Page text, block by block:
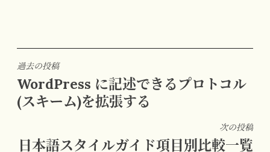
投
稿
ナ
ゲ
過去の投稿
WordPress に記述できるプロトコル
(スキーム)を拡張する
次の投稿
日本語スタイルガイド項目別比較一覧